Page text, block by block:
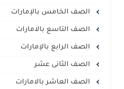
الصف الخامس بالإمارات
الصف التاسع بالامارات
الصف الرابع بالإمارات
الصف الثانى عشر
الصف العاشر بالامارات